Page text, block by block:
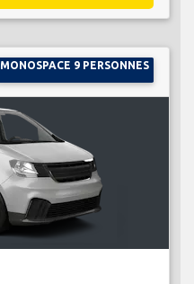
MONOSPACE 9 PERSONNES